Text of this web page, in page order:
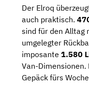
Der Elroq
auch praktisch.
sind für den Alltag
umgelegter
imposante 1.580
Van-Dimensionen.
Gepäck fürs